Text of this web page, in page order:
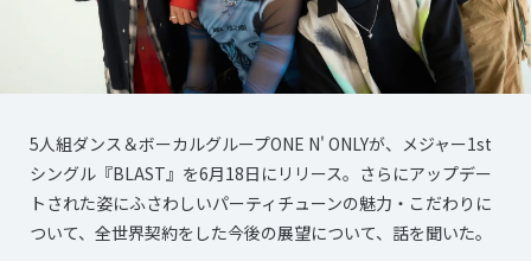
5人組ダンス＆ボーカルグループONE N' ONLYが、メジャー1st
シングル『BLAST』を6月18日にリリース。さらにアップデー
トされた姿にふさわしいパーティチューンの魅力・こだわりに
ついて、全世界契約をした今後の展望について、話を聞いた。